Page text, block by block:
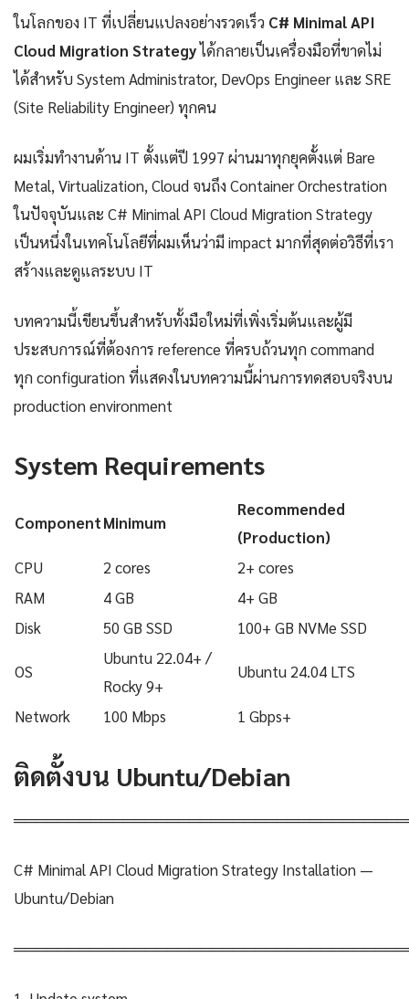
ในโลกของ IT ที่เปลี่ยนแปลงอย่างรวดเร็ว C# Minimal API
Cloud Migration Strategyได้กลายเป็นเครื่องมือที่ขาดไม่
ได้สำหรับ System Administrator, DevOps Engineer และ SRE
(Site Reliability Engineer) ทุกคน
ผมเริ่มทำงานด้าน IT ตั้งแต่ปี 1997 ผ่านมาทุกยุคตั้งแต่ Bare
Metal, Virtualization, Cloud จนถึง Container Orchestration
ในปัจจุบันและ C# Minimal API Cloud Migration Strategy
เป็นหนึ่งในเทคโนโลยีที่ผมเห็นว่ามี impact มากที่สุดต่อวิธีที่เรา
สร้างและดูแลระบบ IT
บทความนี้เขียนขึ้นสำหรับทั้งมือใหม่ที่เพิ่งเริ่มต้นและผู้มี
ประสบการณ์ที่ต้องการ reference ที่ครบถ้วนทุก command
ทุก configuration ที่แสดงในบทความนี้ผ่านการทดสอบจริงบน
production environment
System Requirements
ComponentMinimum
Recommended
(Production)
CPU
2 cores
2+ cores
RAM
4 GB
4+ GB
Disk
50 GB SSD 100+ GB NVMe SSD
OS
Ubuntu 22.04+ /
Rocky 9+
Ubuntu 24.04 LTS
Network 100 Mbps 1 Gbps+
ติดตั้งบน Ubuntu/Debian
C# Minimal API Cloud Migration Strategy Installation —
Ubuntu/Debian